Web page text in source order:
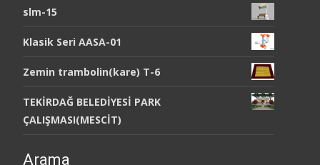
slm-15
Klasik Seri AASA-01
Zemin trambolin(kare) T-6
TEKİRDAĞ BELEDİYESİ PARK
ÇALIŞMASI(MESCİT)
Arama